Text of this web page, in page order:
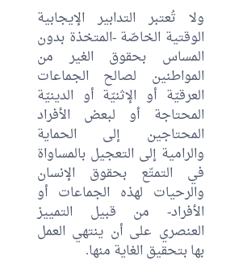
ولا تُعتبر التدابير الإيجابية
الوقتية الخاصّة -المتخذة بدون
المساس بحقوق الغير من
المواطنين لصالح الجماعات
العرقيّة أو الإثنيّة أو الدينيّة
المحتاجة أو لبعض الأفراد
المحتاجين إلى الحماية
والرامية إلى التعجيل بالمساواة
في التمتّع بحقوق الإنسان
والرحيات لهذه الجماعات أو
الأفراد- من قبيل التمييز
العنصري على أن ينتهي العمل
بها بتحقيق الغاية منها.